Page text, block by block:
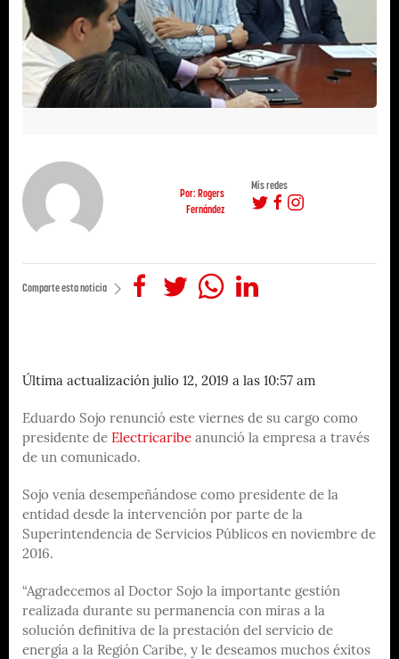
Por: Rogers
Fernández
Mis redes
Comparte esta noticia
Última actualización julio 12, 2019 a las 10:57 am
Eduardo Sojo renunció este viernes de su cargo como
presidente de Electricaribe anunció la empresa a través
de un comunicado.
Sojo venía desempeñándose como presidente de la
entidad desde la intervención por parte de la
Superintendencia de Servicios Públicos en noviembre de
2016.
“Agradecemos al Doctor Sojo la importante gestión
realizada durante su permanencia con miras a la
solución definitiva de la prestación del servicio de
energía a la Región Caribe, y le deseamos muchos éxitos